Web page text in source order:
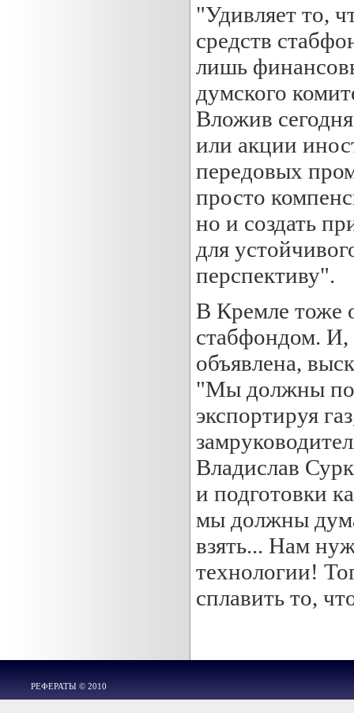
"Удивляет то,
средств
лишь
думского
Вложив
или акции
передовых
просто
но и создать
для
перспективу".
В Кремле тоже
cтабфондом. И,
объявлена,
"Мы должны
экспортируя
Владислав
и подготовки
мы должны
взять... Нам
технологии!
сплавить то,
РЕФЕРАТЫ © 2010